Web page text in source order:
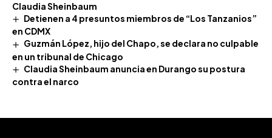
Claudia Sheinbaum
Detienen a 4 presuntos miembros de “Los Tanzanios”
en CDMX
Guzmán López, hijo del Chapo, se declara no culpable
en un tribunal de Chicago
Claudia Sheinbaum anuncia en Durango su postura
contra el narco